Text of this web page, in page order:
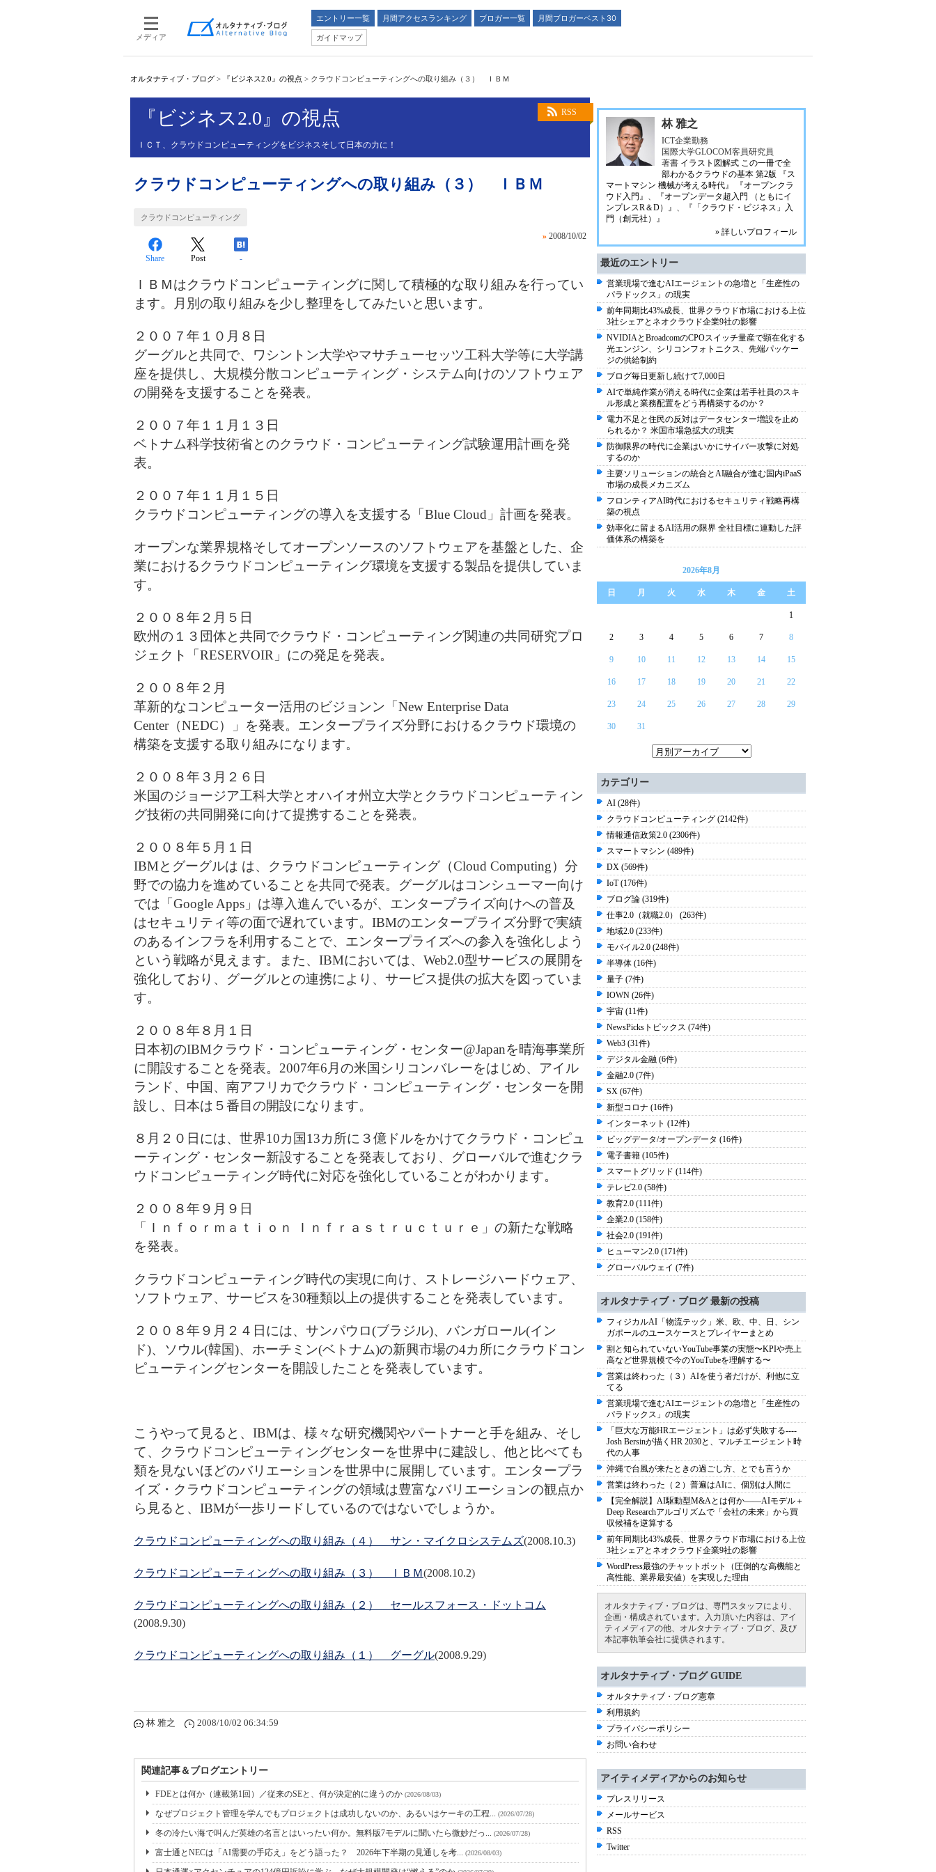
メディア
エントリー一覧 月間アクセスランキング ブロガー一覧
月間ブロガーベスト30
ガイドマップ
オルタナティブ・ブログ > 『ビジネス2.0』の視点 > クラウドコンピューティングへの取り組み（３） ＩＢＭ
RSS
『ビジネス2.0』の視点
ＩＣＴ、クラウドコンピューティングをビジネスそして日本の力に！
クラウドコンピューティングへの取り組み（３） ＩＢＭ
クラウドコンピューティング
» 2008/10/02
Share Post -
ＩＢＭはクラウドコンピューティングに関して積極的な取り組みを行ってい
ます。月別の取り組みを少し整理をしてみたいと思います。
２００７年１０月８日
グーグルと共同で、ワシントン大学やマサチューセッツ工科大学等に大学講
座を提供し、大規模分散コンピューティング・システム向けのソフトウェア
の開発を支援することを発表。
２００７年１１月１３日
ベトナム科学技術省とのクラウド・コンピューティング試験運用計画を発
表。
２００７年１１月１５日
クラウドコンピューティングの導入を支援する「Blue Cloud」計画を発表。
オープンな業界規格そしてオープンソースのソフトウェアを基盤とした、企
業におけるクラウドコンピューティング環境を支援する製品を提供していま
す。
２００８年２月５日
欧州の１３団体と共同でクラウド・コンピューティング関連の共同研究プロ
ジェクト「RESERVOIR」にの発足を発表。
２００８年２月
革新的なコンピューター活用のビジョンン「New Enterprise Data
Center（NEDC）」を発表。エンタープライズ分野におけるクラウド環境の
構築を支援する取り組みになります。
２００８年３月２６日
米国のジョージア工科大学とオハイオ州立大学とクラウドコンピューティン
グ技術の共同開発に向けて提携することを発表。
２００８年５月１日
IBMとグーグルは は、クラウドコンピューティング（Cloud Computing）分
野での協力を進めていることを共同で発表。グーグルはコンシューマー向け
では「Google Apps」は導入進んでいるが、エンタープライズ向けへの普及
はセキュリティ等の面で遅れています。IBMのエンタープライズ分野で実績
のあるインフラを利用することで、エンタープライズへの参入を強化しよう
という戦略が見えます。また、IBMにおいては、Web2.0型サービスの展開を
強化しており、グーグルとの連携により、サービス提供の拡大を図っていま
す。
２００８年８月１日
日本初のIBMクラウド・コンピューティング・センター@Japanを晴海事業所
に開設することを発表。2007年6月の米国シリコンバレーをはじめ、アイル
ランド、中国、南アフリカでクラウド・コンピューティング・センターを開
設し、日本は５番目の開設になります。
８月２０日には、世界10カ国13カ所に３億ドルをかけてクラウド・コンピュ
ーティング・センター新設することを発表しており、グローバルで進むクラ
ウドコンピューティング時代に対応を強化していることがわかります。
２００８年９月９日
「Ｉｎｆｏｒｍａｔｉｏｎ Ｉｎｆｒａｓｔｒｕｃｔｕｒｅ」の新たな戦略
を発表。
クラウドコンピューティング時代の実現に向け、ストレージハードウェア、
ソフトウェア、サービスを30種類以上の提供することを発表しています。
２００８年９月２４日には、サンパウロ(ブラジル)、バンガロール(イン
ド)、ソウル(韓国)、ホーチミン(ベトナム)の新興市場の4カ所にクラウドコン
ピューティングセンターを開設したことを発表しています。
こうやって見ると、IBMは、様々な研究機関やパートナーと手を組み、そし
て、クラウドコンピューティングセンターを世界中に建設し、他と比べても
類を見ないほどのバリエーションを世界中に展開しています。エンタープラ
イズ・クラウドコンピューティングの領域は豊富なバリエーションの観点か
ら見ると、IBMが一歩リードしているのではないでしょうか。
クラウドコンピューティングへの取り組み（４） サン・マイクロシステムズ(2008.10.3)
クラウドコンピューティングへの取り組み（３） ＩＢＭ(2008.10.2)
クラウドコンピューティングへの取り組み（２） セールスフォース・ドットコム
(2008.9.30)
クラウドコンピューティングへの取り組み（１） グーグル(2008.9.29)
林 雅之 2008/10/02 06:34:59
関連記事＆ブログエントリー
FDEとは何か（連載第1回）／従来のSEと、何が決定的に違うのか (2026/08/03)
なぜプロジェクト管理を学んでもプロジェクトは成功しないのか、あるいはケーキの工程... (2026/07/28)
冬の冷たい海で叫んだ英雄の名言とはいったい何か。無料版7モデルに聞いたら微妙だっ... (2026/07/28)
富士通とNECは「AI需要の手応え」をどう語った？ 2026年下半期の見通しを考... (2026/08/03)
林 雅之
ICT企業勤務
国際大学GLOCOM客員研究員
著書 イラスト図解式 この一冊で全
部わかるクラウドの基本 第2版
『ス
マートマシン 機械が考える時代』
『オープンクラ
ウド入門』 、
『オープンデータ超入門 （ともにイ
ンプレスR＆D）』 、
『「クラウド・ビジネス」入
門（創元社）』
» 詳しいプロフィール
最近のエントリー
営業現場で進むAIエージェントの急増と「生産性の
パラドックス」の現実
前年同期比43%成長、世界クラウド市場における上位
3社シェアとネオクラウド企業9社の影響
NVIDIAとBroadcomのCPOスイッチ量産で顕在化する
光エンジン、シリコンフォトニクス、先端パッケー
ジの供給制約
ブログ毎日更新し続けて7,000日
AIで単純作業が消える時代に企業は若手社員のスキ
ル形成と業務配置をどう再構築するのか？
電力不足と住民の反対はデータセンター増設を止め
られるか？ 米国市場急拡大の現実
防御限界の時代に企業はいかにサイバー攻撃に対処
するのか
主要ソリューションの統合とAI融合が進む国内iPaaS
市場の成長メカニズム
フロンティアAI時代におけるセキュリティ戦略再構
築の視点
効率化に留まるAI活用の限界 全社目標に連動した評
価体系の構築を
2026年8月
日 月 火 水 木 金 土
1
2 3 4 5 6 7 8
9 10 11 12 13 14 15
16 17 18 19 20 21 22
23 24 25 26 27 28 29
30 31
カテゴリー
AI (28件)
クラウドコンピューティング (2142件)
情報通信政策2.0 (2306件)
スマートマシン (489件)
DX (569件)
IoT (176件)
ブログ論 (319件)
仕事2.0（就職2.0） (263件)
地域2.0 (233件)
モバイル2.0 (248件)
半導体 (16件)
量子 (7件)
IOWN (26件)
宇宙 (11件)
NewsPicksトピックス (74件)
Web3 (31件)
デジタル金融 (6件)
金融2.0 (7件)
SX (67件)
新型コロナ (16件)
インターネット (12件)
ビッグデータ/オープンデータ (16件)
電子書籍 (105件)
スマートグリッド (114件)
テレビ2.0 (58件)
教育2.0 (111件)
企業2.0 (158件)
社会2.0 (191件)
ヒューマン2.0 (171件)
グローバルウェイ (7件)
オルタナティブ・ブログ 最新の投稿
フィジカルAI「物流テック」米、欧、中、日、シン
ガポールのユースケースとプレイヤーまとめ
割と知られていないYouTube事業の実態〜KPIや売上
高など世界規模で今のYouTubeを理解する〜
営業は終わった（３）AIを使う者だけが、利他に立
てる
営業現場で進むAIエージェントの急増と「生産性の
パラドックス」の現実
「巨大な万能HRエージェント」は必ず失敗する----
Josh Bersinが描くHR 2030と、マルチエージェント時
代の人事
沖縄で台風が来たときの過ごし方、とでも言うか
営業は終わった（２）普遍はAIに、個別は人間に
【完全解説】AI駆動型M&Aとは何か――AIモデル＋
Deep Researchアルゴリズムで「会社の未来」から買
収候補を逆算する
前年同期比43%成長、世界クラウド市場における上位
3社シェアとネオクラウド企業9社の影響
WordPress最強のチャットボット（圧倒的な高機能と
高性能、業界最安値）を実現した理由
オルタナティブ・ブログは、専門スタッフにより、
企画・構成されています。入力頂いた内容は、アイ
ティメディアの他、オルタナティブ・ブログ、及び
本記事執筆会社に提供されます。
オルタナティブ・ブログ GUIDE
オルタナティブ・ブログ憲章
利用規約
プライバシーポリシー
お問い合わせ
アイティメディアからのお知らせ
プレスリリース
メールサービス
RSS
Twitter